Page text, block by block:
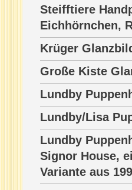
Steifftiere
Eichhörnchen,
Krüger
Große Kiste
Lundby
Lundby/Lisa
Lundby
Signor House,
Variante aus